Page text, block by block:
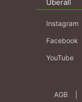
Überall
Instagram
Facebook
YouTube
AGB